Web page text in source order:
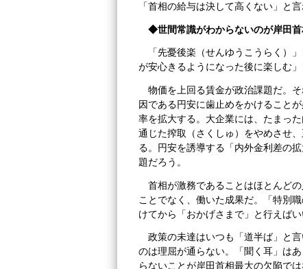
「首相の給与は決して高くない」と
◆世間常識がわからないのが岸田
「先憂後楽（せんゆうこうらく）
が安心きるようになった後に楽しむ
物価を上回る賃金が政治課題だ。
因である円安に歯止めをかけること
率を拡大する。大企業には、たまっ
通じた搾取（さくしゅ）をやめさせ
る。円安を誘導する「内外金利差の
題だろう。
首相が激務であることはほとんど
ことでなく、働いた成果だ。「特別
けてから「おかげさまで」と行えばい
政策の未達はいつも「道半ば」と
のは理屈が通らない。「聞く耳」は
らないことが岸田首相最大の欠陥では